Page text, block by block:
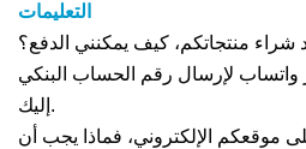
التعليمات
واتساب لإرسال رقم الحساب البنكي
إليك.
على موقعكم الإلكتروني، فماذا يجب أن